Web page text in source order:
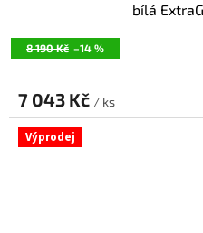
8 190 Kč –14 %
bílá
7 043 Kč / ks
Výprodej